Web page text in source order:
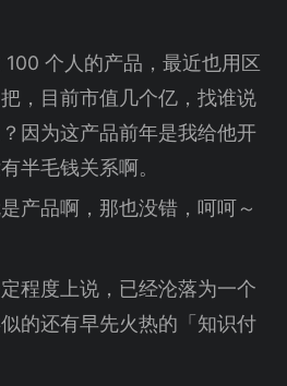
个人的产品，最近也用区
，目前市值几个亿，找谁说
因为这产品前年是我给他开
半毛钱关系啊。
产品啊，那也没错，呵呵～
程度上说，已经沦落为一个
的还有早先火热的「知识付